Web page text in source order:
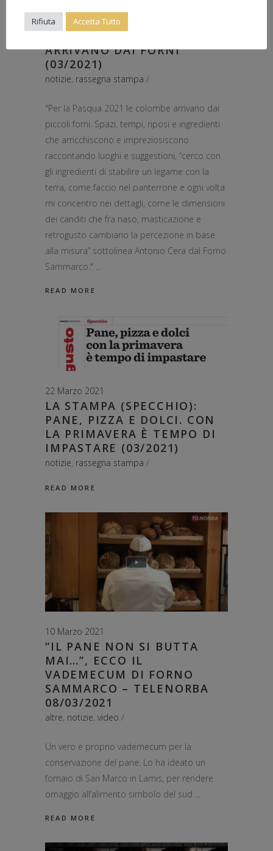
SUPERMERCATI, PER LA
PASQUA LE COLOMBE
ARRIVANO DAI FORNI
(03/2021)
notizie, rassegna stampa
"Per la Pasqua 2021 le colombe arrivano dai
piccoli forni. Spazi, tempi, riposi e ingredienti
che arricchiscono e impreziosiscono
raccontando luoghi e suggestioni, “cerco con
gli ingredienti di stabilire un legame con la
terra, come faccio nel panterrone e ogni volta
mi concentro nei dettagli, come le dimensioni
dei canditi che fra naso, masticazione e
retrogusto cambiano la percezione in base
alla misura” sottolinea Antonio Cera dal Forno
Sammarco."
READ MORE
22 Marzo 2021
LA STAMPA (SPECCHIO):
PANE, PIZZA E DOLCI. CON
LA PRIMAVERA È TEMPO DI
IMPASTARE (03/2021)
notizie, rassegna stampa
READ MORE
10 Marzo 2021
“IL PANE NON SI BUTTA
MAI…”, ECCO IL
VADEMECUM DI FORNO
SAMMARCO – TELENORBA
08/03/2021
altre, notizie, video
Un vero e proprio vademecum per la
conservazione del pane. Lo ha ideato un
fornaio di San Marco in Lamis, per rendere
omaggio all’alimento simbolo del sud
READ MORE
Rifiuta Accetta Tutto